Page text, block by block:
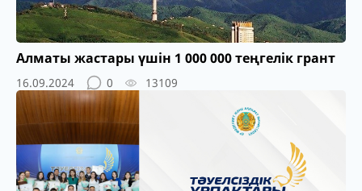
Алматы жастары үшін 1 000 000 теңгелік грант
16.09.2024 0 13109